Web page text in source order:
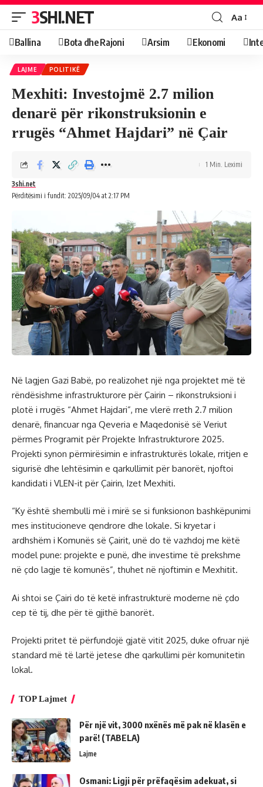
3SHI.NET Aa
Ballina Bota dhe Rajoni Arsim Ekonomi
LAJME POLITIKË
Mexhiti: Investojmë 2.7 milion
denarë për rikonstruksionin e
rrugës “Ahmet Hajdari” në Çair
Përditësimi i fundit: 2025/09/04 at 2:17 PM
3shi.net
1 Min. Leximi
Në lagjen Gazi Babë, po realizohet një nga projektet më të
rëndësishme infrastrukturore për Çairin – rikonstruksioni i
plotë i rrugës “Ahmet Hajdari”, me vlerë rreth 2.7 milion
denarë, financuar nga Qeveria e Maqedonisë së Veriut
përmes Programit për Projekte Infrastrukturore 2025.
Projekti synon përmirësimin e infrastrukturës lokale, rritjen e
sigurisë dhe lehtësimin e qarkullimit për banorët, njoftoi
kandidati i VLEN-it për Çairin, Izet Mexhiti.
“Ky është shembulli më i mirë se si funksionon bashkëpunimi
mes institucioneve qendrore dhe lokale. Si kryetar i
ardhshëm i Komunës së Çairit, unë do të vazhdoj me këtë
model pune: projekte e punë, dhe investime të prekshme
në çdo lagje të komunës”, thuhet në njoftimin e Mexhitit.
Ai shtoi se Çairi do të ketë infrastrukturë moderne në çdo
cep të tij, dhe për të gjithë banorët.
Projekti pritet të përfundojë gjatë vitit 2025, duke ofruar një
standard më të lartë jetese dhe qarkullimi për komunitetin
lokal.
TOP Lajmet
Për një vit, 3000 nxënës më pak në klasën e
parë! (TABELA)
Lajme
Osmani: Ligji për prëfaqësim adekuat, si